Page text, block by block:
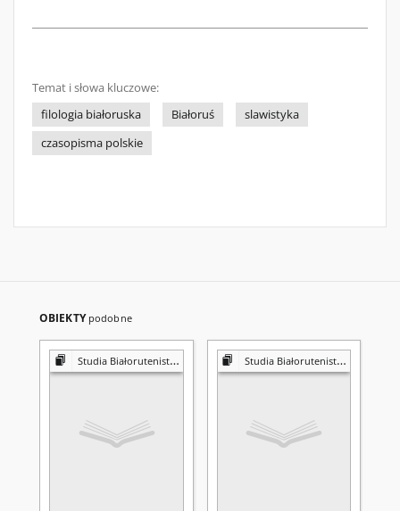
Temat i słowa kluczowe:
filologia białoruska
Białoruś
slawistyka
czasopisma polskie
OBIEKTY podobne
Studia Białorutenistyczne Studia Białorutenistyczne